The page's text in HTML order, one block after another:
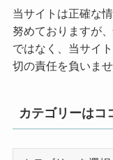
当サイトは正確な
努めておりますが
ではなく、当サイ
切の責任を負いませ
カテゴリーはコ